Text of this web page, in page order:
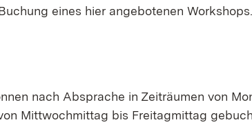
eines hier angebotenen Workshops.
nach Absprache in Zeiträumen von
Mittwochmittag bis Freitagmittag